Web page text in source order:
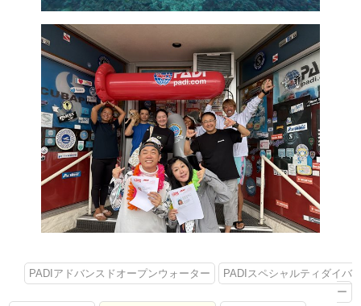
PADIアドバンスドオープンウォーター
PADIスペシャルティダイバ
ー